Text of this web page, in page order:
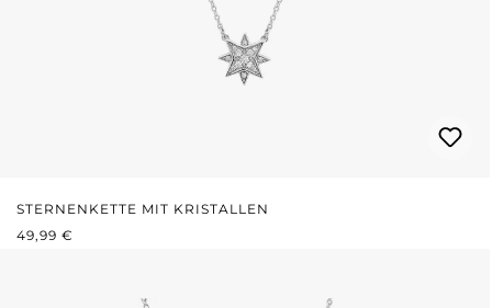
STERNENKETTE MIT KRISTALLEN
REGULÄRER PREIS:
49,99 €